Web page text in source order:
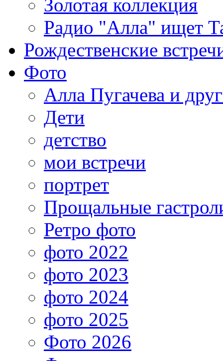
Золотая коллекция
Радио "Алла" ищет
Рождественские
Фото
Алла Пугачева и
Дети
детство
мои встречи
портрет
Прощальные
Ретро фото
фото 2022
фото 2023
фото 2024
фото 2025
Фото 2026